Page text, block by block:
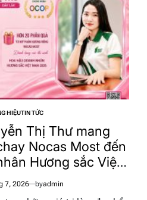
HIỆUTIN TỨC
Thị Thư mang
Nocas Most đến
Hương sắc Việt
7, 2026 byadmin